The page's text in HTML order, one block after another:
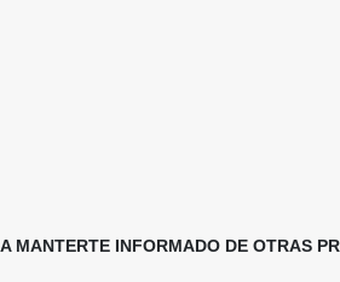
MANTERTE INFORMADO DE OTRAS